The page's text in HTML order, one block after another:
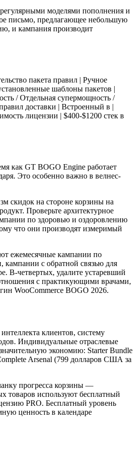
моделями пополнения и
письмо, предлагающее небольшую
и кампания производит
пакета правил | Ручное
шаблоны пакетов |
/ Отдельная супермощность /
доставки | Встроенный в |
лицензии | $400-$1200 стек в
как GT BOGO Engine работает
Это особенно важно в велнес-
скидок на стороне корзины на
Проверьте архитектурное
по здоровью и оздоровлению
что они производят измеримый
ежемесячные кампании по
с обратной связью для
В-четвертых, удалите устаревший
с практикующими врачами,
WooCommerce BOGO 2026.
клиентов, систему
Индивидуальные отраслевые
экономию: Starter Bundle
Arsenal (799 долларов США за
прогресса корзины —
товаров используют бесплатный
PRO. Бесплатный уровень
ценность в календаре